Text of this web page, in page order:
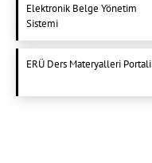
Elektronik Belge Yönetim
Sistemi
ERÜ Ders Materyalleri Portali